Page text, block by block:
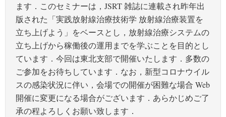
ます．このセミナーは，JSRT 雑誌に連載され昨年出
版された「実践放射線治療技術学 放射線治療装置を
立ち上げよう」をベースとし，放射線治療システムの
立ち上げから稼働後の運用までを学ぶことを目的とし
ています．今回は東北支部で開催いたします．多数の
ご参加をお待ちしています．なお，新型コロナウイル
スの感染状況に伴い，会場での開催が困難な場合 Web
開催に変更になる場合がございます．あらかじめご了
承の程よろしくお願い致します．